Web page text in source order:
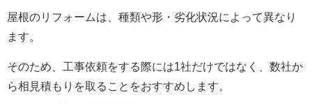
屋根のリフォームは、種類や形・劣化状況によって異なり
ます。
そのため、工事依頼をする際には1社だけではなく、数社か
ら相見積もりを取ることをおすすめします。